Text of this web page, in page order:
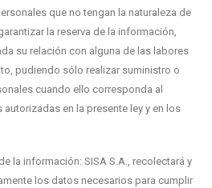
que no tengan la naturaleza de
la reserva de la información,
su relación con alguna de las labores
pudiendo sólo realizar suministro o
cuando ello corresponda al
en la presente ley y en los
la información: SISA S.A., recolectará y
los datos necesarios para cumplir